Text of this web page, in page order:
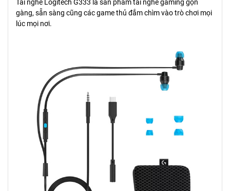
Tai nghe Logitech G333 là sản phẩm tai nghe gaming gọn
gàng, sẵn sàng cũng các game thủ đắm chìm vào trò chơi mọi
lúc mọi nơi.